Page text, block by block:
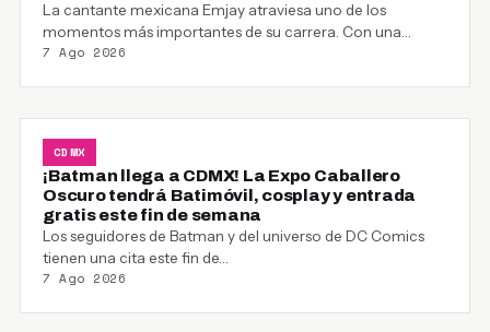
La cantante mexicana Emjay atraviesa uno de los
momentos más importantes de su carrera. Con una…
7 Ago 2026
CDMX
¡Batman llega a CDMX! La Expo Caballero
Oscuro tendrá Batimóvil, cosplay y entrada
gratis este fin de semana
Los seguidores de Batman y del universo de DC Comics
tienen una cita este fin de…
7 Ago 2026